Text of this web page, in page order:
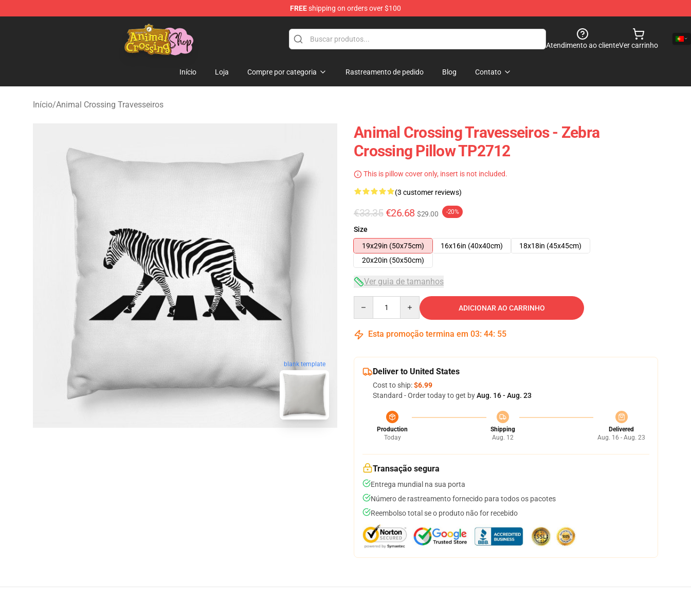
FREEshipping on orders over $100
Animal Crossing Shop - Official Animal Crossing Merchandise Store
Atendimento ao clienteVer carrinho
Início Loja Compre por categoria Rastreamento de pedido Blog Contato
Início/Animal Crossing Travesseiros
blank template
Animal Crossing Travesseiros - Zebra
Crossing Pillow TP2712
This is pillow cover only, insert is not included.
(3 customer reviews)
€33.35 €26.68 $29.00 -20%
Size
19x29in (50x75cm)
16x16in (40x40cm)
18x18in (45x45cm)
20x20in (50x50cm)
Ver guia de tamanhos
ADICIONAR AO CARRINHO
Esta promoção termina em 03: 44: 54
Deliver to United States
Cost to ship:$6.99
Standard - Order today to get byAug. 16 - Aug. 23
Production
Today
Shipping
Aug. 12
Delivered
Aug. 16 - Aug. 23
Transação segura
Entrega mundial na sua porta
Número de rastreamento fornecido para todos os pacotes
Reembolso total se o produto não for recebido